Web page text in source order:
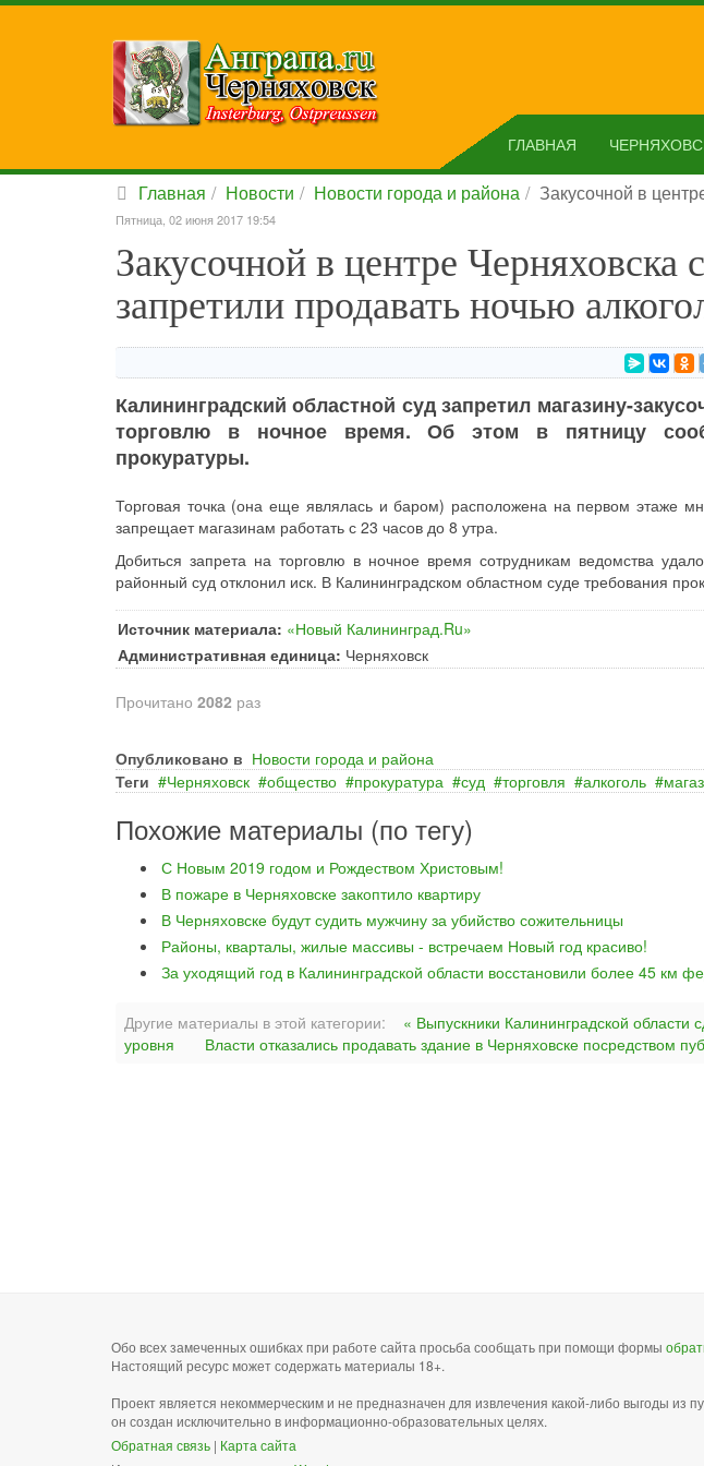
ГЛАВНАЯ
Главная Новости Новости города и района Закусочной в
Пятница, 02 июня 2017 19:54
Закусочной в центре Черняховска
запретили продавать ночью
Калининградский областной суд запретил магазину-
торговлю в ночное время. Об этом в пятницу
прокуратуры.
Торговая точка (она еще являлась и баром) расположена на первом этаже
запрещает магазинам работать с 23 часов до 8 утра.
Добиться запрета на торговлю в ночное время сотрудникам ведомства
районный суд отклонил иск. В Калининградском областном суде требования
Источник материала: «Новый Калининград.Ru»
Административная единица: Черняховск
Прочитано 2082 раз
Опубликовано в Новости города и района
Теги
Черняховск общество прокуратура суд торговля алкоголь
Похожие материалы (по тегу)
С Новым 2019 годом и Рождеством Христовым!
В пожаре в Черняховске закоптило квартиру
В Черняховске будут судить мужчину за убийство сожительницы
Районы, кварталы, жилые массивы - встречаем Новый год красиво!
За уходящий год в Калининградской области восстановили более 45 км
Другие материалы в этой категории:
« Выпускники Калининградской
уровня
Власти отказались продавать здание в Черняховске посредством
Обо всех замеченных ошибках при работе сайта просьба сообщать при помощи формы
Настоящий ресурс может содержать материалы 18+.
Проект является некоммерческим и не предназначен для извлечения какой-либо выгоды из
он создан исключительно в информационно-образовательных целях.
Обратная связь | Карта сайта